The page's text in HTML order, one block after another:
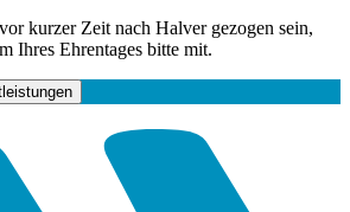
kurzer Zeit nach Halver gezogen sein,
Ihres Ehrentages bitte mit.